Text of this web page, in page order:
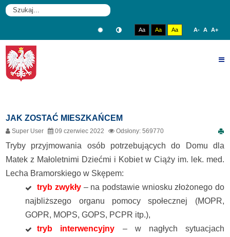
Aa Aa Aa A- A A+
CIĄŻY
JAK ZOSTAĆ MIESZKAŃCEM
Super User 09 czerwiec 2022 Odsłony: 569770
Tryby przyjmowania osób potrzebujących do Domu dla
Matek z Małoletnimi Dziećmi i Kobiet w Ciąży im. lek. med.
Lecha Bramorskiego w Skępem:
tryb zwykły – na podstawie wniosku złożonego do
najbliższego organu pomocy społecznej (MOPR,
GOPR, MOPS, GOPS, PCPR itp.),
tryb interwencyjny – w nagłych sytuacjach
rok
miesiąc